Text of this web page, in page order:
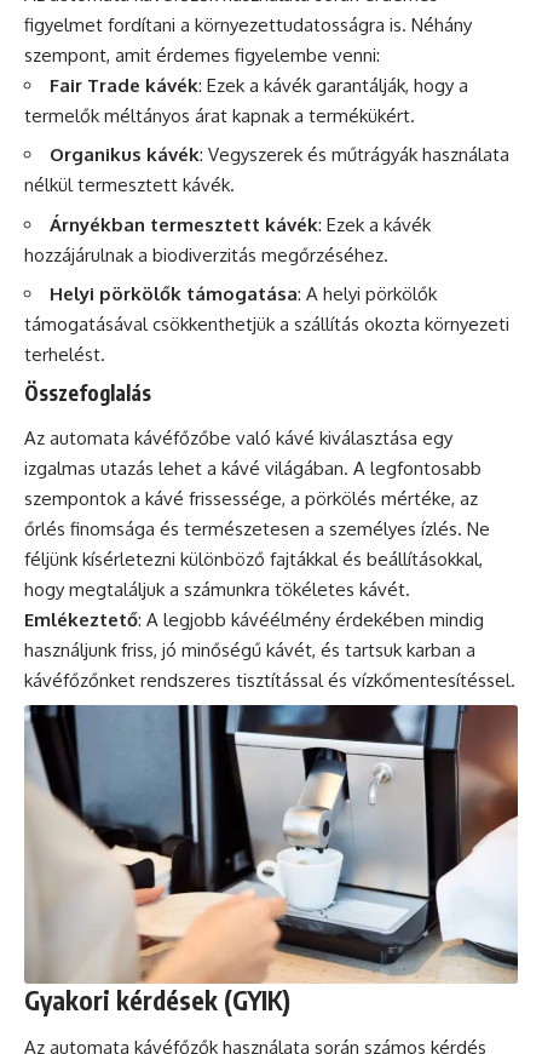
figyelmet fordítani a környezettudatosságra is. Néhány
szempont, amit érdemes figyelembe venni:
Fair Trade kávék: Ezek a kávék garantálják, hogy a
termelők méltányos árat kapnak a termékükért.
Organikus kávék: Vegyszerek és műtrágyák használata
nélkül termesztett kávék.
Árnyékban termesztett kávék: Ezek a kávék
hozzájárulnak a biodiverzitás megőrzéséhez.
Helyi pörkölők támogatása: A helyi pörkölők
támogatásával csökkenthetjük a szállítás okozta környezeti
terhelést.
Összefoglalás
Az automata kávéfőzőbe való kávé kiválasztása egy
izgalmas utazás lehet a kávé világában. A legfontosabb
szempontok a kávé frissessége, a pörkölés mértéke, az
őrlés finomsága és természetesen a személyes ízlés. Ne
féljünk kísérletezni különböző fajtákkal és beállításokkal,
hogy megtaláljuk a számunkra tökéletes kávét.
Emlékeztető: A legjobb kávéélmény érdekében mindig
használjunk friss, jó minőségű kávét, és tartsuk karban a
kávéfőzőnket rendszeres tisztítással és vízkőmentesítéssel.
Gyakori kérdések (GYIK)
Az automata kávéfőzők használata során számos kérdés